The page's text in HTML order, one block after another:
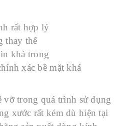
rất hợp lý
thay thế
khá trong
xác bề mặt khá
vỡ trong quá trình sử dụng
xước rất kém dù hiện tại